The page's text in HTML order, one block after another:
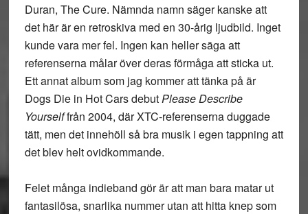
Duran, The Cure. Nämnda namn säger kanske att
det här är en retroskiva med en 30-årig ljudbild. Inget
kunde vara mer fel. Ingen kan heller säga att
referenserna målar över deras förmåga att sticka ut.
Ett annat album som jag kommer att tänka på är
Dogs Die in Hot Cars debutPlease Describe
Yourselffrån 2004, där XTC-referenserna duggade
tätt, men det innehöll så bra musik i egen tappning att
det blev helt ovidkommande.
Felet många indieband gör är att man bara matar ut
fantasilösa, snarlika nummer utan att hitta knep som